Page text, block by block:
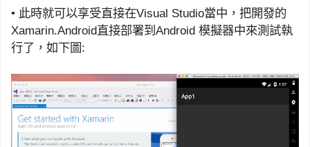
• 此時就可以享受直接在Visual Studio當中，把開發的
Xamarin.Android直接部署到 Android 模擬器中來測試執
行了，如下圖: